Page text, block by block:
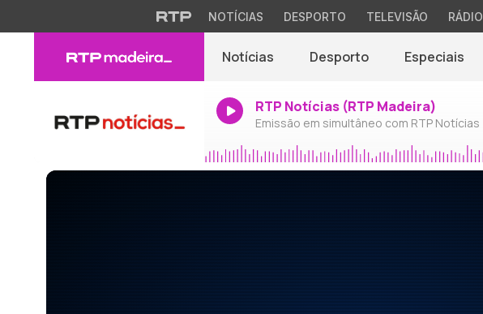
NOTÍCIAS DESPORTO TELEVISÃO RÁDIO
Notícias Desporto Especiais
RTP Notícias (RTP Madeira)
Emissão em simultâneo com RTP Notícias